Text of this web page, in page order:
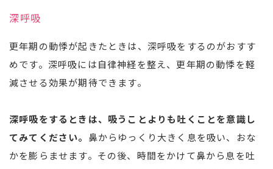
深呼吸
更年期の動悸が起きたときは、深呼吸をするのがおすす
めです。深呼吸には自律神経を整え、更年期の動悸を軽
減させる効果が期待できます。
深呼吸をするときは、吸うことよりも吐くことを意識し
てみてください。 鼻からゆっくり大きく息を吸い、おな
かを膨らませます。その後、時間をかけて鼻から息を吐